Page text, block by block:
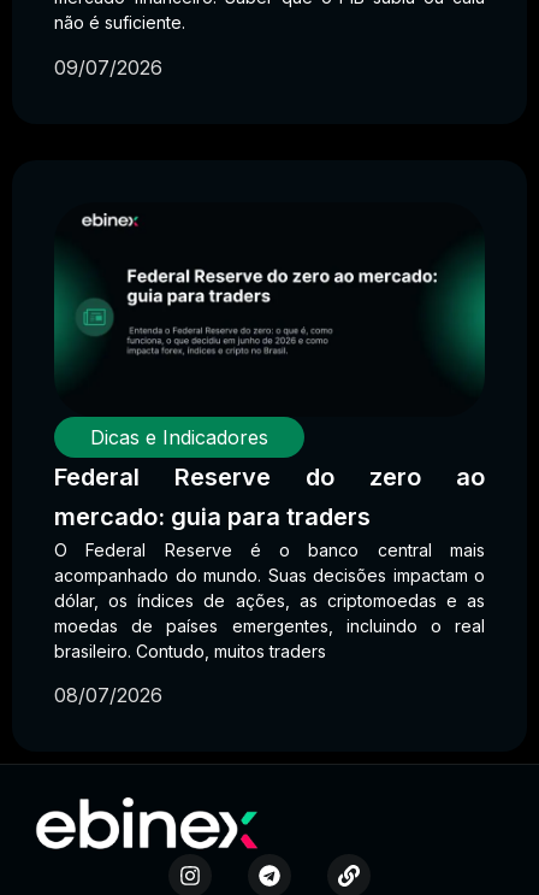
não é suficiente.
09/07/2026
Dicas e Indicadores
Federal Reserve do zero ao
mercado: guia para traders
O Federal Reserve é o banco central mais
acompanhado do mundo. Suas decisões impactam o
dólar, os índices de ações, as criptomoedas e as
moedas de países emergentes, incluindo o real
brasileiro. Contudo, muitos traders
08/07/2026